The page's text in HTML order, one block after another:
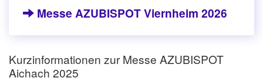
Messe AZUBISPOT Viernheim 2026
Kurzinformationen zur Messe AZUBISPOT
Aichach 2025